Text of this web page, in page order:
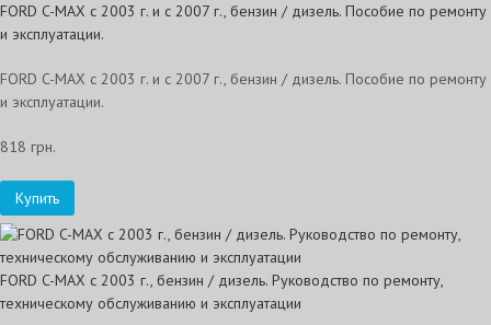
FORD C-MAX с 2003 г. и с 2007 г., бензин / дизель. Пособие по ремонту
и эксплуатации.
FORD C-MAX с 2003 г. и с 2007 г., бензин / дизель. Пособие по ремонту
и эксплуатации.
818 грн.
Купить
FORD C-MAX с 2003 г., бензин / дизель. Руководство по ремонту,
техническому обслуживанию и эксплуатации